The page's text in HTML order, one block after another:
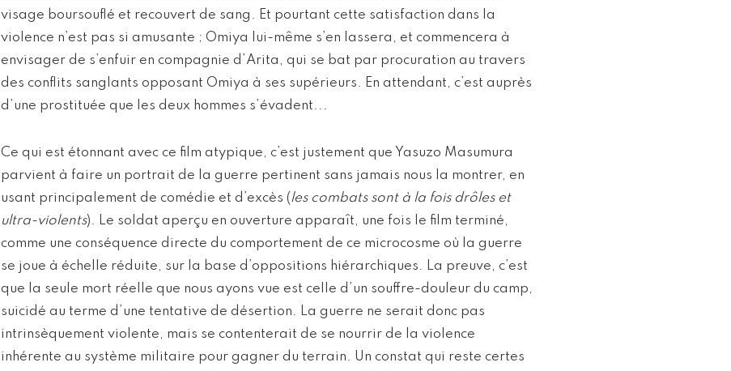
visage boursouflé et recouvert de sang. Et pourtant cette satisfaction dans la
violence n’est pas si amusante ; Omiya lui-même s’en lassera, et commencera à
envisager de s’enfuir en compagnie d’Arita, qui se bat par procuration au travers
des conflits sanglants opposant Omiya à ses supérieurs. En attendant, c’est auprès
d’une prostituée que les deux hommes s’évadent...
Ce qui est étonnant avec ce film atypique, c’est justement que Yasuzo Masumura
parvient à faire un portrait de la guerre pertinent sans jamais nous la montrer, en
usant principalement de comédie et d’excès (les combats sont à la fois drôles et
ultra-violents). Le soldat aperçu en ouverture apparaît, une fois le film terminé,
comme une conséquence directe du comportement de ce microcosme où la guerre
se joue à échelle réduite, sur la base d’oppositions hiérarchiques. La preuve, c’est
que la seule mort réelle que nous ayons vue est celle d’un souffre-douleur du camp,
suicidé au terme d’une tentative de désertion. La guerre ne serait donc pas
intrinsèquement violente, mais se contenterait de se nourrir de la violence
inhérente au système militaire pour gagner du terrain. Un constat qui reste certes